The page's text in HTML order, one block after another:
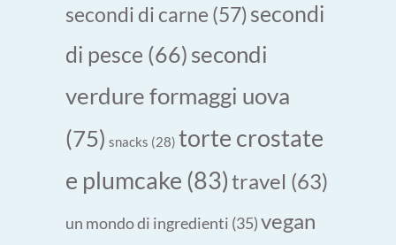
secondi di carne (57)secondi
di pesce (66) secondi
verdure formaggi uova
(75) snacks (28) torte crostate
e plumcake (83)travel (63)
un mondo di ingredienti (35)vegan